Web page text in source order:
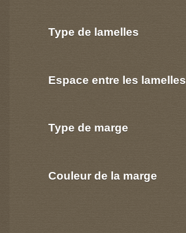
Type de lamelles
Espace entre les lamelles
Type de marge
Couleur de la marge